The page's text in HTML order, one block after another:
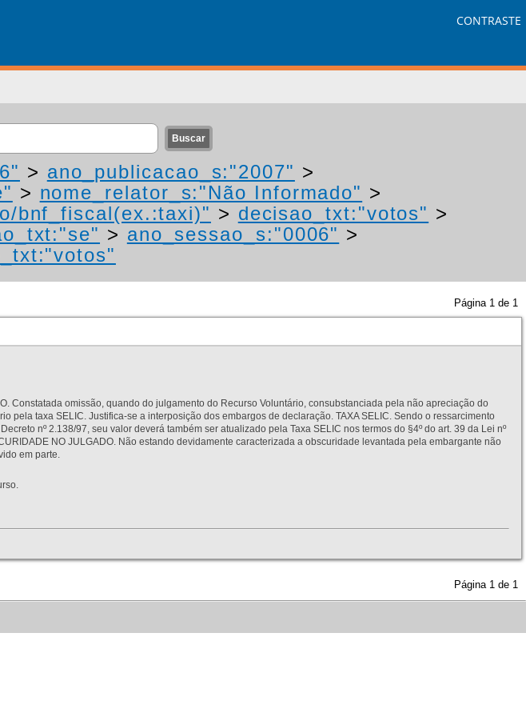
CONTRASTE
> ano_publicacao_s:"2007" >
> nome_relator_s:"Não Informado" >
bnf_fiscal(ex.:taxi)" > decisao_txt:"votos" >
> ano_sessao_s:"0006" >
Página 1 de 1
Constatada omissão, quando do julgamento do Recurso Voluntário, consubstanciada pela não apreciação do
pela taxa SELIC. Justifica-se a interposição dos embargos de declaração. TAXA SELIC. Sendo o ressarcimento
nº 2.138/97, seu valor deverá também ser atualizado pela Taxa SELIC nos termos do §4º do art. 39 da Lei nº
NO JULGADO. Não estando devidamente caracterizada a obscuridade levantada pela embargante não
em parte.
Página 1 de 1